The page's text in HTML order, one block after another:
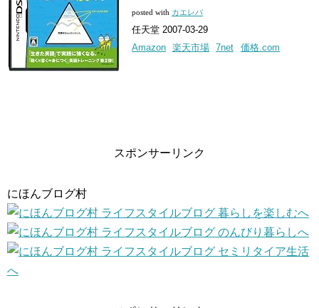
posted with カエレバ
任天堂 2007-03-29
Amazon 楽天市場 7net 価格.com
スポンサーリンク
にほんブログ村